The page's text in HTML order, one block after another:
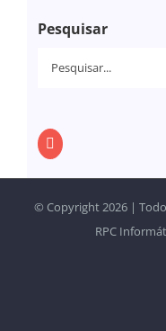
Pesquisar
Pesquisar
© Copyright2026 |
RPC